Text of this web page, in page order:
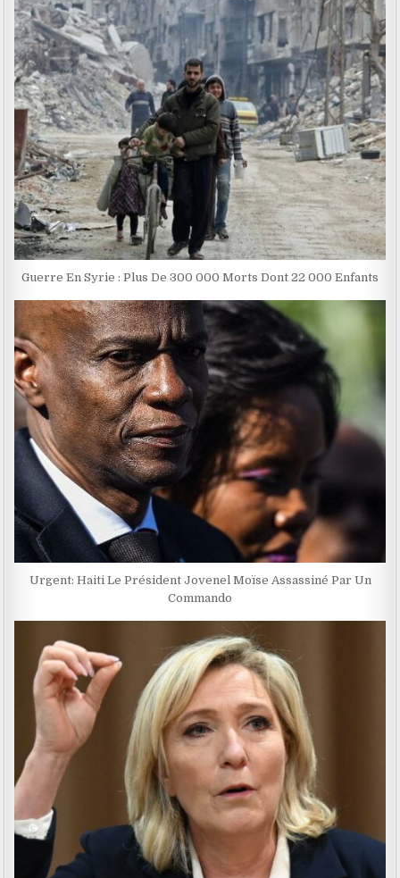
Guerre En Syrie : Plus De 300 000 Morts Dont 22 000 Enfants
Urgent: Haiti Le Président Jovenel Moïse Assassiné Par Un
Commando